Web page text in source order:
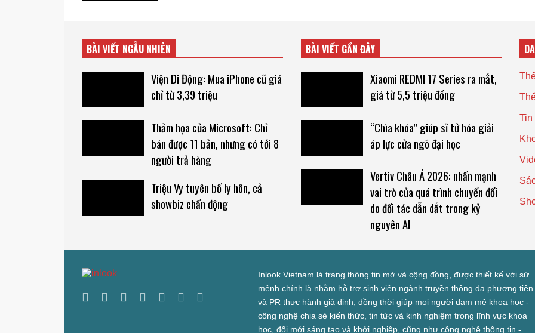
BÀI VIẾT NGẪU NHIÊN
Viện Di Động: Mua iPhone cũ giá
chỉ từ 3,39 triệu
Thảm họa của Microsoft: Chỉ
bán được 11 bản, nhưng có tới 8
người trả hàng
Triệu Vy tuyên bố ly hôn, cả
showbiz chấn động
BÀI VIẾT GẦN ĐÂY
Xiaomi REDMI 17 Series ra mắt,
giá từ 5,5 triệu đồng
“Chìa khóa” giúp sĩ tử hóa giải
áp lực cửa ngõ đại học
Vertiv Châu Á 2026: nhấn mạnh
vai trò của quá trình chuyển đổi
do đối tác dẫn dắt trong kỷ
nguyên AI
Tin
Inlook Vietnam là trang thông tin mở và cộng đồng, được thiết kế với sứ
mệnh chính là nhằm hỗ trợ sinh viên ngành truyền thông đa phương tiện
và PR thực hành giả định, đồng thời giúp mọi người đam mê khoa học -
công nghệ chia sẻ kiến thức, tin tức và kinh nghiệm trong lĩnh vực khoa
học, đổi mới sáng tạo và khởi nghiệp, cũng như công nghệ thông tin -